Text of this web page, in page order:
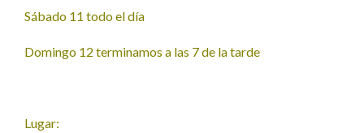
Sábado 11 todo el día
Domingo 12 terminamos a las 7 de la tarde
Lugar: